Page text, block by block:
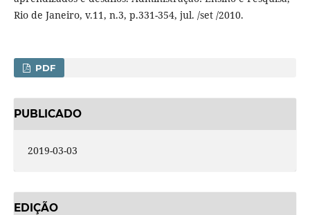
Rio de Janeiro, v.11, n.3, p.331-354, jul. /set /2010.
PDF
PUBLICADO
2019-03-03
EDIÇÃO